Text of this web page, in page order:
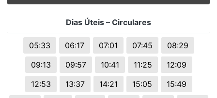
Dias Úteis – Circulares
05:33 06:17 07:01 07:45
08:29
09:13
09:57 10:41 11:25
12:09
12:53
13:37 14:21 15:05
15:49